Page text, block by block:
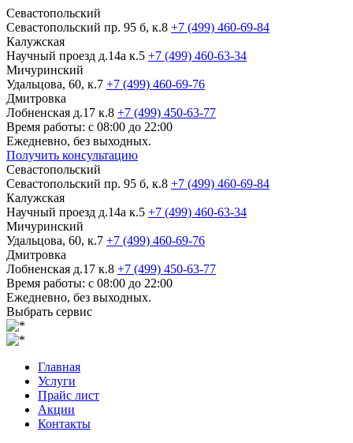
Севастопольский
Севастопольский пр. 95 б, к.8 +7 (499) 460-69-84
Калужская
Научный проезд д.14а к.5 +7 (499) 460-63-34
Мичуринский
Удальцова, 60, к.7 +7 (499) 460-69-76
Дмитровка
Лобненская д.17 к.8 +7 (499) 450-63-77
Время работы: с 08:00 до 22:00
Ежедневно, без выходных.
Получить консультацию
Севастопольский
Севастопольский пр. 95 б, к.8 +7 (499) 460-69-84
Калужская
Научный проезд д.14а к.5 +7 (499) 460-63-34
Мичуринский
Удальцова, 60, к.7 +7 (499) 460-69-76
Дмитровка
Лобненская д.17 к.8 +7 (499) 450-63-77
Время работы: с 08:00 до 22:00
Ежедневно, без выходных.
Выбрать сервис
Главная
Услуги
Прайс лист
Акции
Контакты